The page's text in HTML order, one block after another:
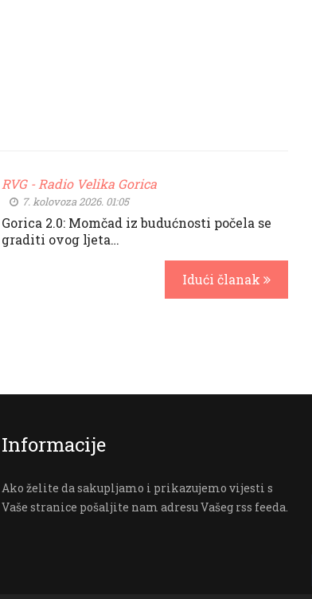
RVG - Radio Velika Gorica
7. kolovoza 2026. 01:05
Gorica 2.0: Momčad iz budućnosti počela se
graditi ovog ljeta…
Idući članak
Informacije
Ako želite da sakupljamo i prikazujemo vijesti s
Vaše stranice pošaljite nam adresu Vašeg rss feeda.